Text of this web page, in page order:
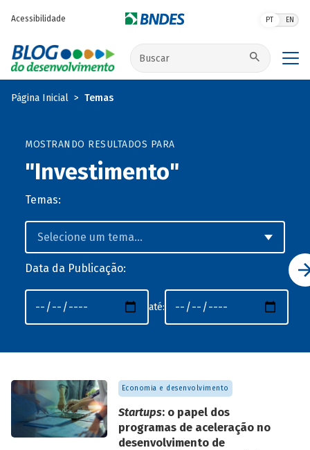
Acessibilidade PT EN
Buscar no site
Página Inicial Temas
MOSTRANDO RESULTADOS PARA
"Investimento"
Temas:
Data da Publicação:
até:
Economia e desenvolvimento
Startups: o papel dos
programas de aceleração no
desenvolvimento de